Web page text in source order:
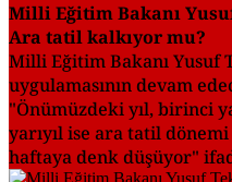
Milli Eğitim Bakanı
Ara tatil kalkıyor mu?
Milli Eğitim Bakanı
uygulamasının devam
"Önümüzdeki yıl, birinci
yarıyıl ise ara tatil dönemi
haftaya denk düşüyor"